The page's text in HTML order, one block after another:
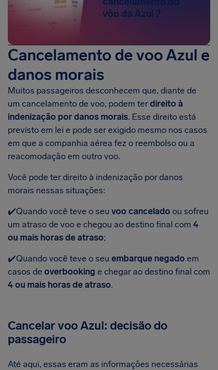
vôo da Azul ?
Cancelamento de voo Azul e
danos morais
Muitos passageiros desconhecem que, diante de
um cancelamento de voo, podem terdireito à
indenização por danos morais. Esse direito está
previsto em lei e pode ser exigido mesmo nos casos
em que a companhia aérea fez o reembolso ou a
reacomodação em outro voo.
Você pode ter direito à indenização por danos
morais nessas situações:
✔️Quando você teve o seu voo cancelado ou sofreu
um atraso de voo e chegou ao destino final com 4
ou mais horas de atraso;
✔️Quando você teve o seu embarque negado em
casos de overbooking e chegar ao destino final com
4 ou mais horas de atraso.
Cancelar voo Azul: decisão do
passageiro
Até aqui, essas eram as informações necessárias